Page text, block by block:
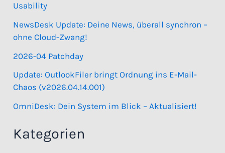
Usability
NewsDesk Update: Deine News, überall synchron –
ohne Cloud-Zwang!
2026-04 Patchday
Update: OutlookFiler bringt Ordnung ins E-Mail-
Chaos (v2026.04.14.001)
OmniDesk: Dein System im Blick – Aktualisiert!
Kategorien